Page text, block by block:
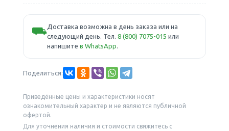
⛟Доставка возможна в день заказа или на
следующий день. Тел. 8 (800) 7075-015 или
напишите в WhatsApp.
Поделиться:
Приведённые цены и характеристики носят
ознакомительный характер и не являются публичной
офертой.
Для уточнения наличия и стоимости свяжитесь с